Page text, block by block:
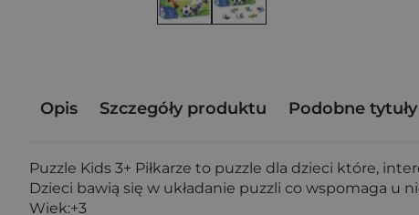
Opis Szczegóły produktu Podobne tytuły
Puzzle Kids 3+ Piłkarze to puzzle dla dzieci które,
Dzieci bawią się w układanie puzzli co wspomaga u
Wiek:+3